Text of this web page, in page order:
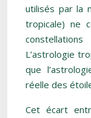
utilisés par la
tropicale) ne
L’astrologie
que
réelle des
Cet écart